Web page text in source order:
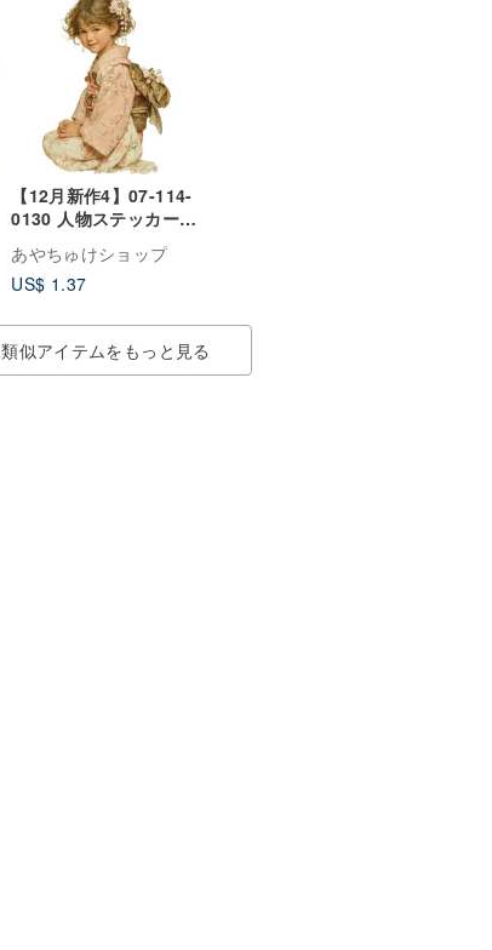
【12月新作4】07-114-
0130 人物ステッカー
あやちゅけショップ
US$ 1.37
類似アイテムをもっと見る